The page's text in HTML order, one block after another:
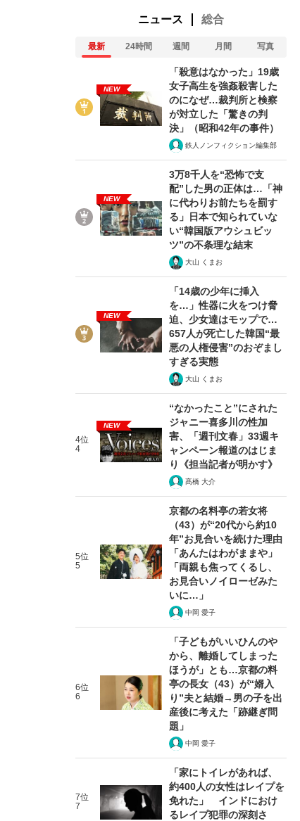
ニュース 総合
最新 24時間 週間 月間 写真
NEW
「殺意はなかった」19歳
女子高生を強姦殺害した
のになぜ…裁判所と検察
が対立した「驚きの判
決」（昭和42年の事件）
鉄人ノンフィクション編集部
NEW
3万8千人を“恐怖で支
配”した男の正体は…「神
に代わりお前たちを罰す
る」日本で知られていな
い“韓国版アウシュビッ
ツ”の不条理な結末
大山 くまお
NEW
「14歳の少年に挿入
を…」性器に火をつけ脅
迫、少女達はモップで…
657人が死亡した韓国“最
悪の人権侵害”のおぞまし
すぎる実態
大山 くまお
4位
4
NEW
“なかったこと”にされた
ジャニー喜多川の性加
害、「週刊文春」33週キ
ャンペーン報道のはじま
り《担当記者が明かす》
髙橋 大介
5位
5
京都の名料亭の若女将
（43）が“20代から約10
年”お見合いを続けた理由
「あんたはわがままや」
「両親も焦ってくるし、
お見合いノイローゼみた
いに…」
中岡 愛子
6位
6
「子どもがいいひんのや
から、離婚してしまった
ほうが」とも…京都の料
亭の長女（43）が“婿入
り”夫と結婚→男の子を出
産後に考えた「跡継ぎ問
題」
中岡 愛子
7位
7
「家にトイレがあれば、
約400人の女性はレイプを
免れた」 インドにおけ
るレイプ犯罪の深刻さ